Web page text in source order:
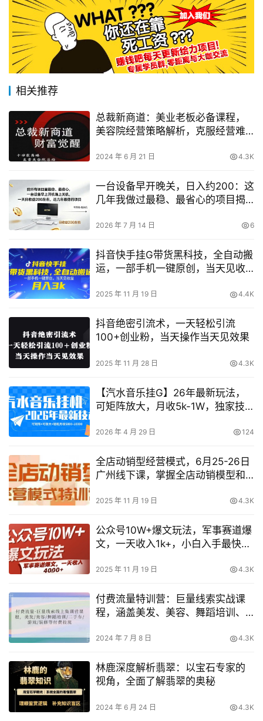
相关推荐
总裁新商道：美业老板必备课程，
美容院经营策略解析，克服经营难
2024 年 6 月 21 日 4.3K
一台设备早开晚关，日入约200：这
几年我做过最稳、最省心的项目揭
2026 年 7 月 14 日 6
抖音快手挂G带货黑科技，全自动搬
运，一部手机一键原创，当天见收
2025 年 11 月 19 日 4.4K
抖音绝密引流术，一天轻松引流
100+创业粉，当天操作当天见效果
2025 年 11 月 28 日 4.3K
【汽水音乐挂G】26年最新玩法，
可矩阵放大，月收5k-1W，独家技
2026 年 4 月 29 日 124
全店动销型经营模式，6月25-26日
广州线下课，掌握全店动销模型和
2025 年 11 月 19 日 4.3K
公众号10W+爆文玩法，军事赛道爆
文，一天收入1k+，小白入手最快的
2025 年 11 月 19 日 4.3K
付费流量特训营：巨量线索实战课
程，涵盖美发、美容、舞蹈培训、
巧
2024 年 7 月 8 日 4.3K
林鹿深度解析翡翠：以宝石专家的
视角，全面了解翡翠的奥秘
2024 年 6 月 24 日 4.3K